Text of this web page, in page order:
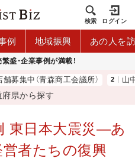
検索 ログイン
例 地域振興 あの人を
盛・企業事例が満載！
青森商工会議所） 山中伸弥
府県から探す
東日本大震災―あ
者たちの復興